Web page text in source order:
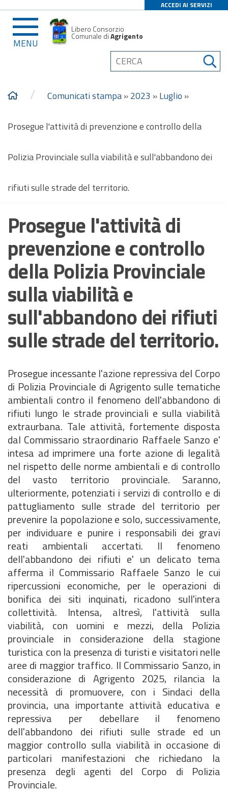
ACCEDI AI SERVIZI
MENU
Libero Consorzio
Comunale diAgrigento
/ Comunicati stampa»2023 »Luglio »
Prosegue l'attività di prevenzione e controllo della
Polizia Provinciale sulla viabilità e sull'abbandono dei
rifiuti sulle strade del territorio.
Prosegue l'attività di
prevenzione e controllo
della Polizia Provinciale
sulla viabilità e
sull'abbandono dei rifiuti
sulle strade del territorio.
Prosegue incessante l'azione repressiva del Corpo
di Polizia Provinciale di Agrigento sulle tematiche
ambientali contro il fenomeno dell'abbandono di
rifiuti lungo le strade provinciali e sulla viabilità
extraurbana. Tale attività, fortemente disposta
dal Commissario straordinario Raffaele Sanzo e'
intesa ad imprimere una forte azione di legalità
nel rispetto delle norme ambientali e di controllo
del vasto territorio provinciale. Saranno,
ulteriormente, potenziati i servizi di controllo e di
pattugliamento sulle strade del territorio per
prevenire la popolazione e solo, successivamente,
per individuare e punire i responsabili dei gravi
reati ambientali accertati. Il fenomeno
dell'abbandono dei rifiuti e' un delicato tema
afferma il Commissario Raffaele Sanzo le cui
ripercussioni economiche, per le operazioni di
bonifica dei siti inquinati, ricadono sull'intera
collettività. Intensa, altresì, l'attività sulla
viabilità, con uomini e mezzi, della Polizia
provinciale in considerazione della stagione
turistica con la presenza di turisti e visitatori nelle
aree di maggior traffico. Il Commissario Sanzo, in
considerazione di Agrigento 2025, rilancia la
necessità di promuovere, con i Sindaci della
provincia, una importante attività educativa e
repressiva per debellare il fenomeno
dell'abbandono dei rifiuti sulle strade ed un
maggior controllo sulla viabilità in occasione di
particolari manifestazioni che richiedano la
presenza degli agenti del Corpo di Polizia
Provinciale.